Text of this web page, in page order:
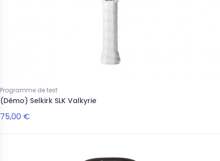
Programme de test
(Démo) Selkirk SLK Valkyrie
75,00 €